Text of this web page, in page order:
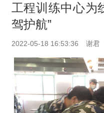
工程训练中心为
驾护航”
2022-05-18 16:53:36 谢君